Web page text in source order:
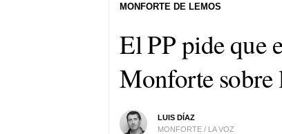
El PP pide que
Monforte sobre
LUIS DÍAZ
MONFORTE / LA VOZ
MONFORTE DE LEMOS